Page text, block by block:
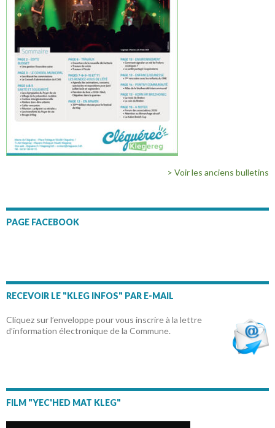
> Voir les anciens bulletins
PAGE FACEBOOK
RECEVOIR LE "KLEG INFOS" PAR E-MAIL
Cliquez sur l’enveloppe pour vous inscrire à la lettre
d’information électronique de la Commune.
FILM "YEC'HED MAT KLEG"